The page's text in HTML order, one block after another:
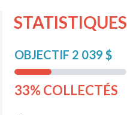
STATISTIQUES
OBJECTIF 2 039 $
33% COLLECTÉS